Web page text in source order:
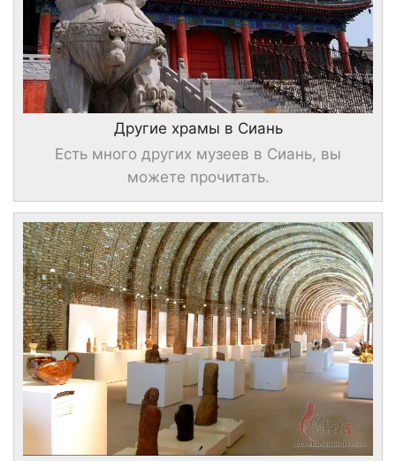
Другие храмы в Сиань
Есть много других музеев в Сиань, вы
можете прочитать.